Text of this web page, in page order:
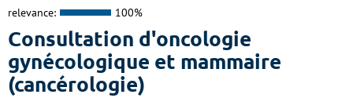
relevance: 100%
Consultation d'oncologie
gynécologique et mammaire
(cancérologie)